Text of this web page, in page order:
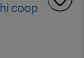
coop